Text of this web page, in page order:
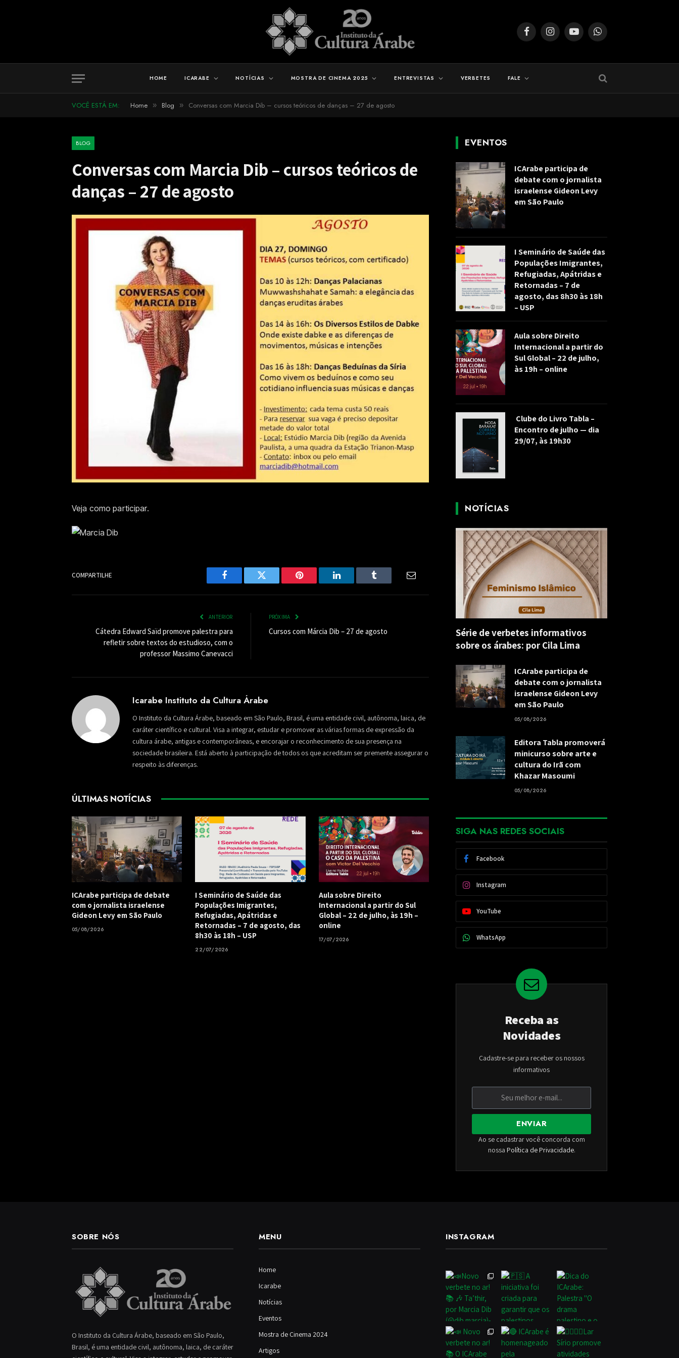
FacebookInstagramYouTubeWhatsApp
HOME ICARABE NOTÍCIAS MOSTRA DE CINEMA 2025 ENTREVISTAS VERBETES FALE
VOCÊ ESTÁ EM: Home » Blog » Conversas com Marcia Dib – cursos teóricos de danças – 27 de agosto
BLOG
Conversas com Marcia Dib – cursos teóricos de
danças – 27 de agosto
Veja como participar.
COMPARTILHE
Facebook Twitter Pinterest LinkedIn Tumblr Email
ANTERIOR
Cátedra Edward Saïd promove palestra para
refletir sobre textos do estudioso, com o
professor Massimo Canevacci
PRÓXIMA
Cursos com Márcia Dib – 27 de agosto
Icarabe Instituto da Cultura Árabe
O Instituto da Cultura Árabe, baseado em São Paulo, Brasil, é uma entidade civil, autônoma, laica, de
caráter científico e cultural. Visa a integrar, estudar e promover as várias formas de expressão da
cultura árabe, antigas e contemporâneas, e encorajar o reconhecimento de sua presença na
sociedade brasileira. Está aberto à participação de todos os que acreditam ser premente assegurar o
respeito às diferenças.
ÚLTIMAS NOTÍCIAS
ICArabe participa de debate
com o jornalista israelense
Gideon Levy em São Paulo
05/08/2026
I Seminário de Saúde das
Populações Imigrantes,
Refugiadas, Apátridas e
Retornadas – 7 de agosto, das
8h30 às 18h – USP
22/07/2026
Aula sobre Direito
Internacional a partir do Sul
Global – 22 de julho, às 19h –
online
17/07/2026
EVENTOS
ICArabe participa de
debate com o jornalista
israelense Gideon Levy
em São Paulo
I Seminário de Saúde das
Populações Imigrantes,
Refugiadas, Apátridas e
Retornadas – 7 de
agosto, das 8h30 às 18h
– USP
Aula sobre Direito
Internacional a partir do
Sul Global – 22 de julho,
às 19h – online
Clube do Livro Tabla –
Encontro de julho — dia
29/07, às 19h30
NOTÍCIAS
Série de verbetes informativos
sobre os árabes: por Cila Lima
ICArabe participa de
debate com o jornalista
israelense Gideon Levy
em São Paulo
05/08/2026
Editora Tabla promoverá
minicurso sobre arte e
cultura do Irã com
Khazar Masoumi
05/08/2026
SIGA NAS REDES SOCIAIS
Facebook
Instagram
YouTube
WhatsApp
Receba as
Novidades
Cadastre-se para receber os nossos
informativos
ENVIAR
Ao se cadastrar você concorda com
nossa Política de Privacidade.
SOBRE NÓS
O Instituto da Cultura Árabe, baseado em São Paulo,
Brasil, é uma entidade civil, autônoma, laica, de caráter
MENU
Home
Icarabe
Notícias
Eventos
Mostra de Cinema 2024
Artigos
INSTAGRAM